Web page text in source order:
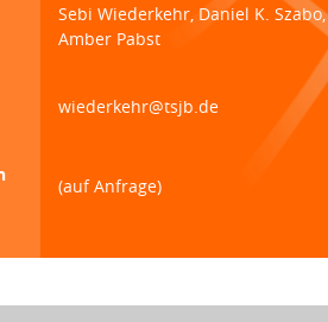
Sebi Wiederkehr, Daniel K. Szabo,
Amber Pabst
wiederkehr@tsjb.de
(auf Anfrage)